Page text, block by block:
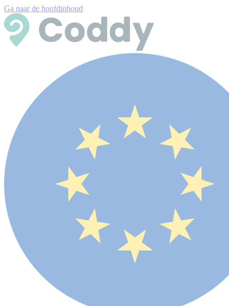
Ga naar de hoofdinhoud